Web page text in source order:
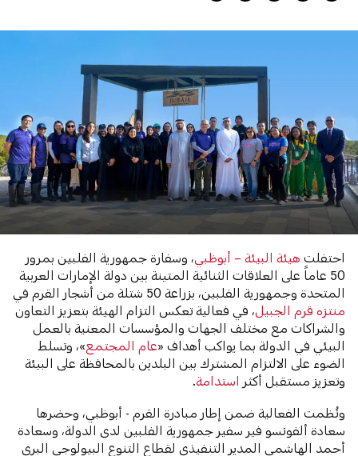
احتفلتهيئة البيئة – أبوظبي ، وسفارة جمهورية الفلبين بمرور
50 عاماً على العلاقات الثنائية المتينة بين دولة الإمارات العربية
المتحدة وجمهورية الفلبين، بزراعة 50 شتلة من أشجار القرم في
منتزه قرم الجبيل ، في فعالية تعكس التزام الهيئة بتعزيز التعاون
والشراكات مع مختلف الجهات والمؤسسات المعنية بالعمل
البيئي في الدولة بما يواكب أهداف «عام المجتمع»، وتسلط
الضوء على الالتزام المشترك بين البلدين بالمحافظة على البيئة
وتعزيز مستقبل أكثر استدامة.
ونُظمت الفعالية ضمن إطار مبادرة القرم - أبوظبي، وحضرها
سعادة ألفونسو فير سفير جمهورية الفلبين لدى الدولة، وسعادة
أحمد الهاشمي المدير التنفيذي لقطاع التنوع البيولوجي البري